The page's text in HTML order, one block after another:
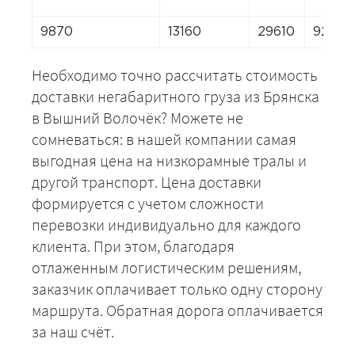
9870 13160 29610 9212
Необходимо точно рассчитать стоимость
доставки негабаритного груза из Брянска
в Вышний Волочёк? Можете не
сомневаться: в нашей компании самая
выгодная цена на низкорамные тралы и
другой транспорт. Цена доставки
формируется с учетом сложности
перевозки индивидуально для каждого
клиента. При этом, благодаря
отлаженным логистическим решениям,
заказчик оплачивает только одну сторону
маршрута. Обратная дорога оплачивается
за наш счёт.